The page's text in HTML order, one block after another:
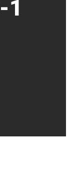
1